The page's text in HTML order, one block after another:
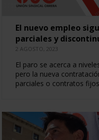
El nuevo empleo
parciales y
2 AGOSTO, 2023
El paro se acerca a
pero la nueva
parciales o contratos